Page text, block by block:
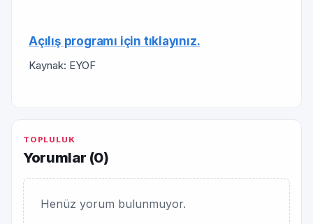
Açılış programı için tıklayınız.
Kaynak: EYOF
TOPLULUK
Yorumlar (0)
Henüz yorum bulunmuyor.